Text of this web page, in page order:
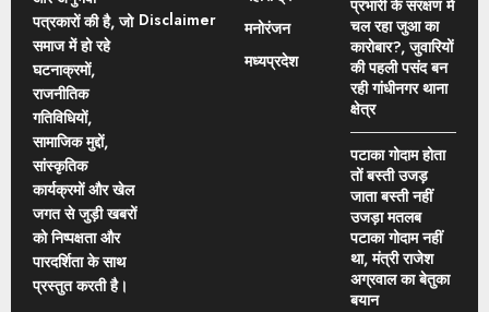
पत्रकारों की है, जो
समाज में हो रहे
घटनाक्रमों,
राजनीतिक
गतिविधियों,
सामाजिक मुद्दों,
सांस्कृतिक
कार्यक्रमों और खेल
जगत से जुड़ी खबरों
को निष्पक्षता और
पारदर्शिता के साथ
प्रस्तुत करती है।
Disclaimer
मनोरंजन
मध्यप्रदेश
प्रभारी के संरक्षण में
चल रहा जुआ का
कारोबार?, जुवारियों
की पहली पसंद बन
रही गांधीनगर थाना
क्षेत्र
पटाका गोदाम होता
तों बस्ती उजड़
जाता बस्ती नहीं
उजड़ा मतलब
पटाका गोदाम नहीं
था, मंत्री राजेश
अग्रवाल का बेतुका
बयान